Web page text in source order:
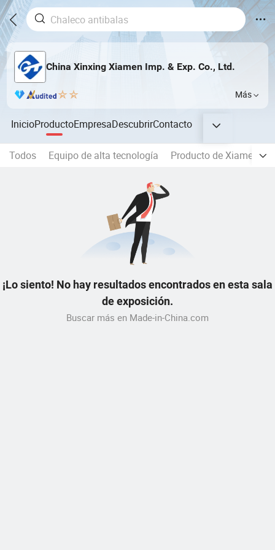
China Xinxing Xiamen Imp. & Exp. Co., Ltd.
Más
InicioProductoEmpresaDescubrirContacto
Todos Equipo de alta tecnología Producto de Xiamen
¡Lo siento! No hay resultados encontrados en esta sala
de exposición.
Buscar más en Made-in-China.com